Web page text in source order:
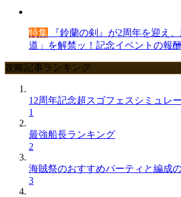
特集 『鈴蘭の剣』が2周年を迎え
道」を解禁ッ！記念イベントの報
攻略記事ランキング
12周年記念超スゴフェスシミュレ
1
最強船長ランキング
2
海賊祭のおすすめパーティと編成
3